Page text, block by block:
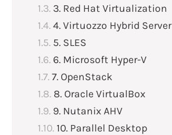
3. Red Hat Virtualization
4. Virtuozzo Hybrid Server
5. SLES
6. Microsoft Hyper-V
7. OpenStack
8. Oracle VirtualBox
9. Nutanix AHV
10. Parallel Desktop